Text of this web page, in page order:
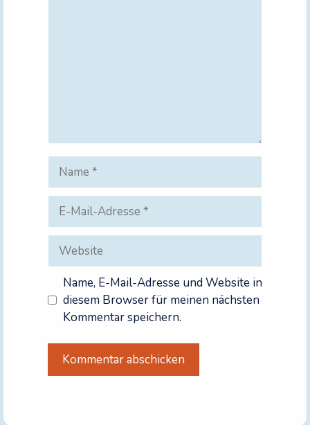
Name
Mail-
Adresse
Website
Name, E-Mail-Adresse und Website in
diesem Browser für meinen nächsten
Kommentar speichern.